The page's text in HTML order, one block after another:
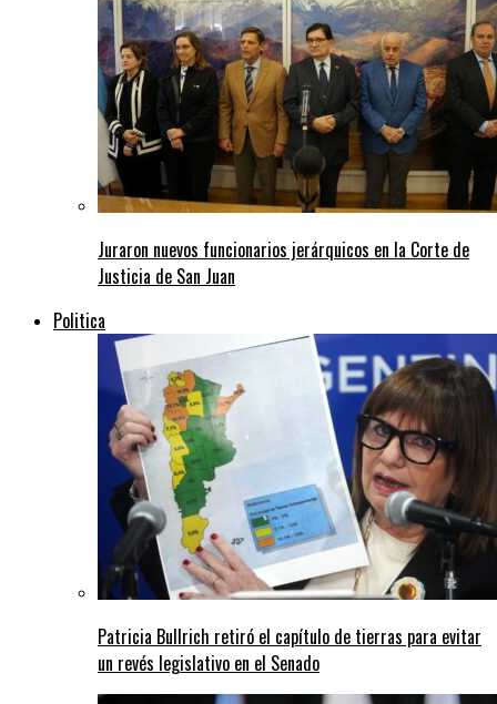
Juraron nuevos funcionarios jerárquicos en la Corte de
Justicia de San Juan
Politica
Patricia Bullrich retiró el capítulo de tierras para evitar
un revés legislativo en el Senado